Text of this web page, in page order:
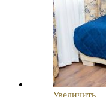
Увеличить